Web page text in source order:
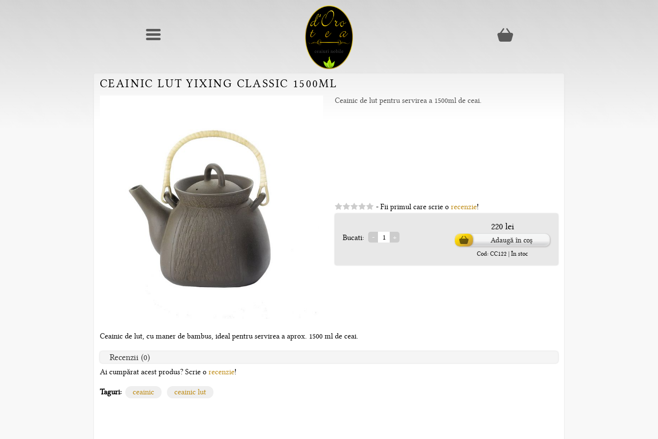
CEAINIC LUT YIXING CLASSIC 1500ML
Ceainic de lut pentru servirea a 1500ml de ceai.
- Fii primul care scrie o recenzie!
Bucati:
220 lei
Adaugă în coș
Cod: CC122 | În stoc
Ceainic de lut, cu maner de bambus, ideal pentru servirea a aprox. 1500 ml de ceai.
Recenzii (0)
Ai cumpărat acest produs? Scrie o recenzie!
Taguri: ceainic ceainic lut